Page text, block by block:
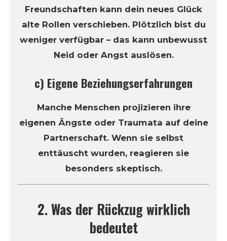
Freundschaften kann dein neues Glück
alte Rollen verschieben. Plötzlich bist du
weniger verfügbar – das kann unbewusst
Neid oder Angst auslösen.
c) Eigene Beziehungserfahrungen
Manche Menschen projizieren ihre
eigenen Ängste oder Traumata auf deine
Partnerschaft. Wenn sie selbst
enttäuscht wurden, reagieren sie
besonders skeptisch.
2. Was der Rückzug wirklich
bedeutet